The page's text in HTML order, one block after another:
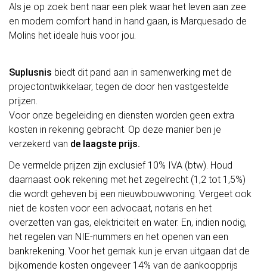
Als je op zoek bent naar een plek waar het leven aan zee
en modern comfort hand in hand gaan, is Marquesado de
Molins het ideale huis voor jou.
Suplusnis biedt dit pand aan in samenwerking met de
projectontwikkelaar, tegen de door hen vastgestelde
prijzen.
Voor onze begeleiding en diensten worden geen extra
kosten in rekening gebracht. Op deze manier ben je
verzekerd van de laagste prijs.
De vermelde prijzen zijn exclusief 10% IVA (btw). Houd
daarnaast ook rekening met het zegelrecht (1,2 tot 1,5%)
die wordt geheven bij een nieuwbouwwoning. Vergeet ook
niet de kosten voor een advocaat, notaris en het
overzetten van gas, elektriciteit en water. En, indien nodig,
het regelen van NIE-nummers en het openen van een
bankrekening. Voor het gemak kun je ervan uitgaan dat de
bijkomende kosten ongeveer 14% van de aankoopprijs